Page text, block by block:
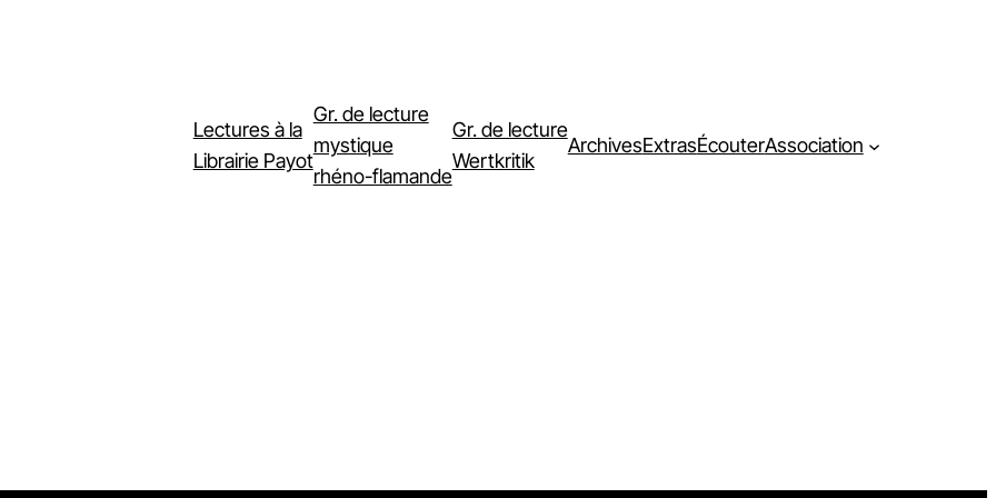
Lectures à la
Librairie Payot
Gr. de lecture
mystique
rhéno-flamande
Gr. de lecture
Wertkritik
ArchivesExtrasÉcouterAssociation